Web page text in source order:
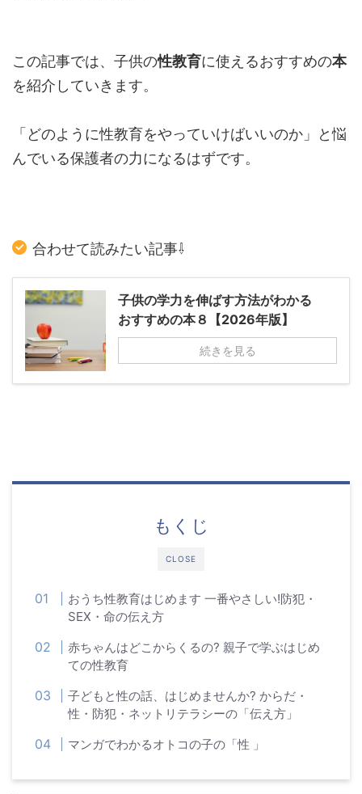
この記事では、子供の性教育に使えるおすすめの本
を紹介していきます。
「どのように性教育をやっていけばいいのか」と悩
んでいる保護者の力になるはずです。
合わせて読みたい記事⇩
子供の学力を伸ばす方法がわかる
おすすめの本８【2026年版】
続きを見る
CLOSE
もくじ
おうち性教育はじめます 一番やさしい!防犯・
SEX・命の伝え方
赤ちゃんはどこからくるの? 親子で学ぶはじめ
ての性教育
子どもと性の話、はじめませんか? からだ・
性・防犯・ネットリテラシーの「伝え方」
マンガでわかるオトコの子の「性 」